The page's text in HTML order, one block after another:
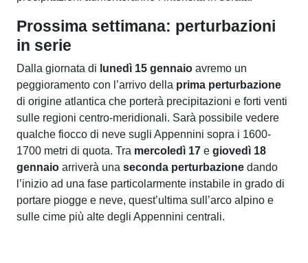
Prossima settimana: perturbazioni
in serie
Dalla giornata di lunedì 15 gennaio avremo un
peggioramento con l’arrivo della prima perturbazione
di origine atlantica che porterà precipitazioni e forti venti
sulle regioni centro-meridionali. Sarà possibile vedere
qualche fiocco di neve sugli Appennini sopra i 1600-
1700 metri di quota. Tra mercoledì 17 e giovedì 18
gennaio arriverà una seconda perturbazione dando
l’inizio ad una fase particolarmente instabile in grado di
portare piogge e neve, quest’ultima sull’arco alpino e
sulle cime più alte degli Appennini centrali.